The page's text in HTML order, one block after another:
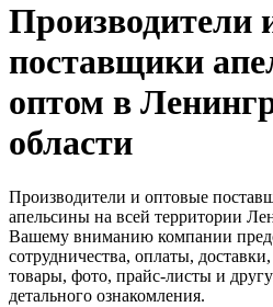
Производители
поставщики
оптом в
области
Производители и оптовые
апельсины на всей территории
Вашему вниманию компании
сотрудничества, оплаты,
товары, фото, прайс-листы и
детального ознакомления.